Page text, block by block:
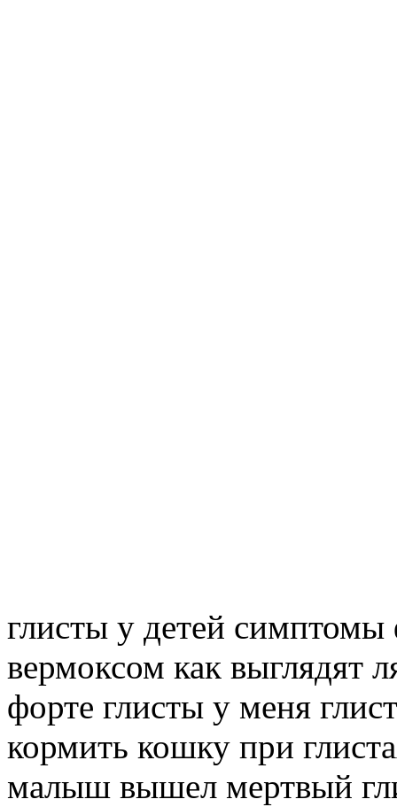
глисты у детей симптомы
вермоксом как выглядят
форте глисты у меня
кормить кошку при
малыш вышел мертвый